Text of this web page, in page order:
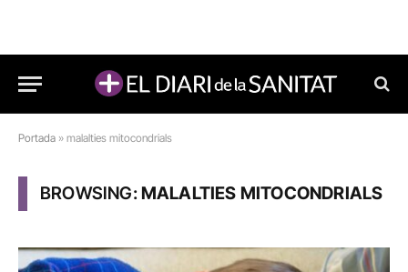
Portada » malalties mitocondrials
BROWSING:MALALTIES MITOCONDRIALS